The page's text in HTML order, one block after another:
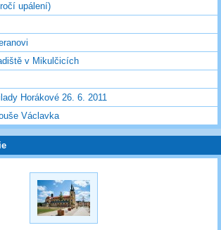
upálení)
v Mikulčicích
Horákové 26. 6. 2011
Václavka